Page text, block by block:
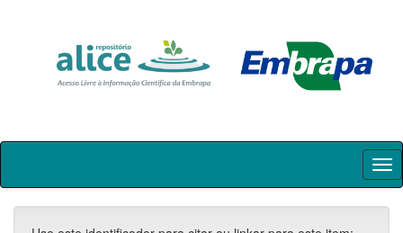
Skip